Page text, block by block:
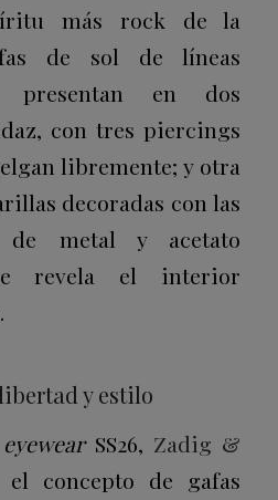
más rock de la
de sol de líneas
presentan en dos
con tres piercings
libremente; y otra
decoradas con las
de metal y acetato
revela el interior
y estilo
eyewearSS26, Zadig &
el concepto de gafas